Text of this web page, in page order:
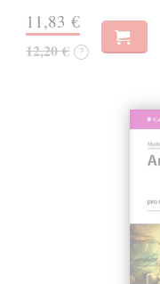
11,83 €
12,20 € ?